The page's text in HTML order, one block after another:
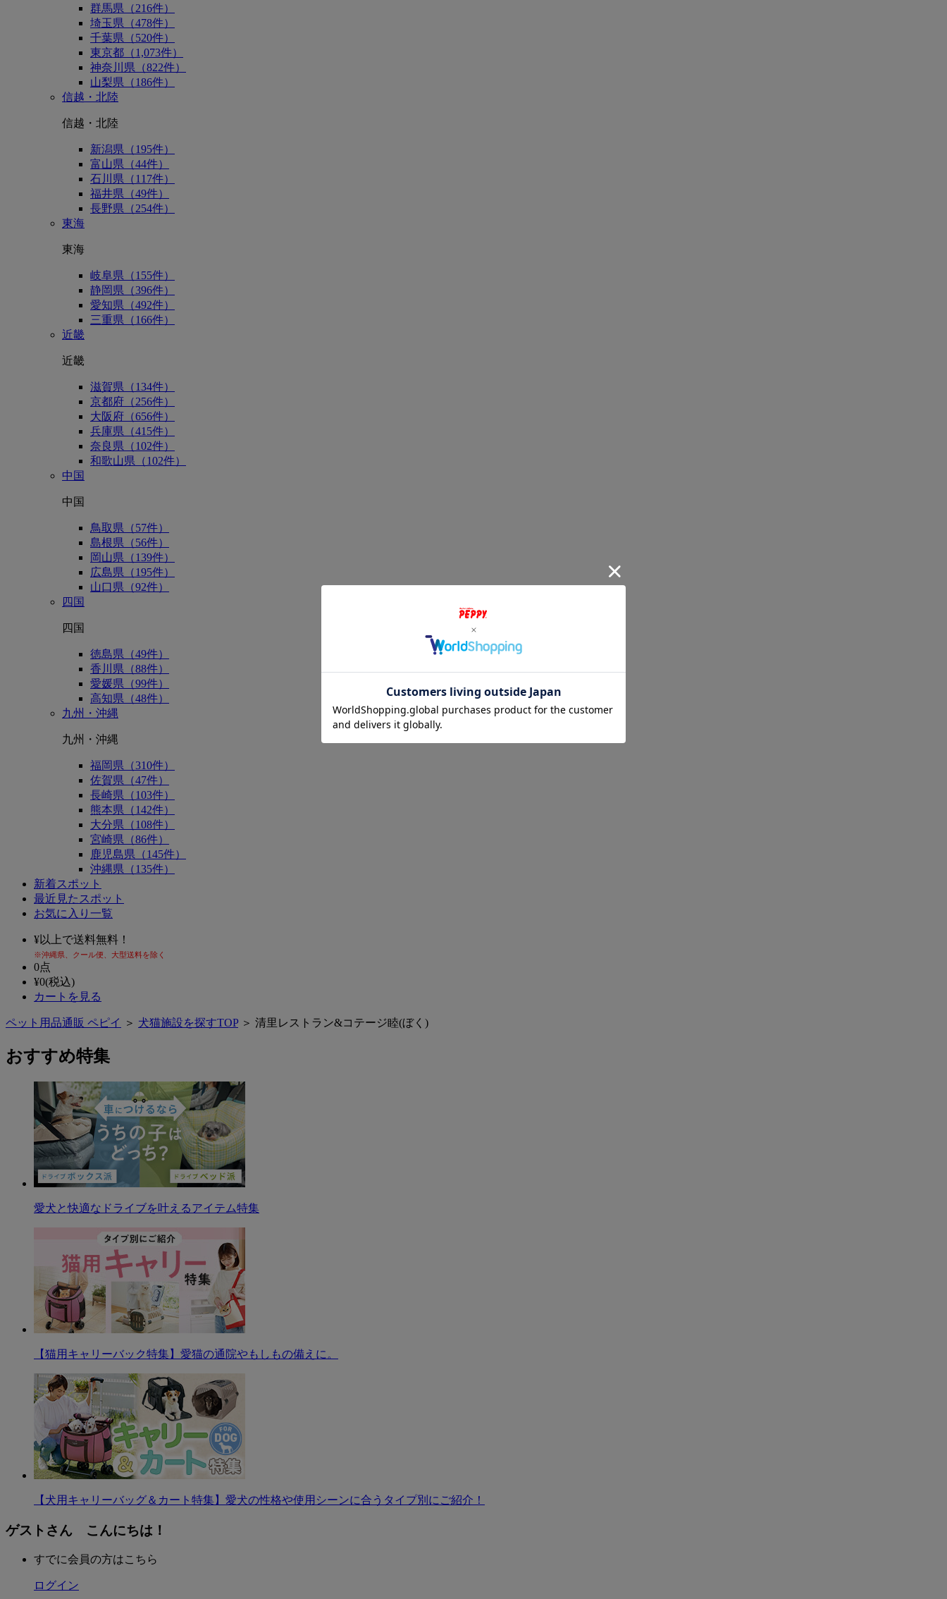
群馬県（216件）
埼玉県（478件）
千葉県（520件）
東京都（1,073件）
神奈川県（822件）
山梨県（186件）
信越・北陸
信越・北陸
新潟県（195件）
富山県（44件）
石川県（117件）
福井県（49件）
長野県（254件）
東海
東海
岐阜県（155件）
静岡県（396件）
愛知県（492件）
三重県（166件）
近畿
近畿
滋賀県（134件）
京都府（256件）
大阪府（656件）
兵庫県（415件）
奈良県（102件）
和歌山県（102件）
中国
中国
鳥取県（57件）
島根県（56件）
岡山県（139件）
広島県（195件）
山口県（92件）
四国
四国
徳島県（49件）
香川県（88件）
愛媛県（99件）
高知県（48件）
九州・沖縄
九州・沖縄
福岡県（310件）
佐賀県（47件）
長崎県（103件）
熊本県（142件）
大分県（108件）
宮崎県（86件）
鹿児島県（145件）
沖縄県（135件）
新着スポット
最近見たスポット
お気に入り一覧
¥以上で送料無料！
※沖縄県、クール便、大型送料を除く
0点
¥0(税込)
カートを見る
ペット用品通販 ペピイ ＞ 犬猫施設を探すTOP＞ 清里レストラン&コテージ睦(ぼく)
おすすめ特集
愛犬と快適なドライブを叶えるアイテム特集
【猫用キャリーバック特集】愛猫の通院やもしもの備えに。
【犬用キャリーバッグ＆カート特集】愛犬の性格や使用シーンに合うタイプ別にご紹介！
ゲストさん こんにちは！
すでに会員の方はこちら
ログイン